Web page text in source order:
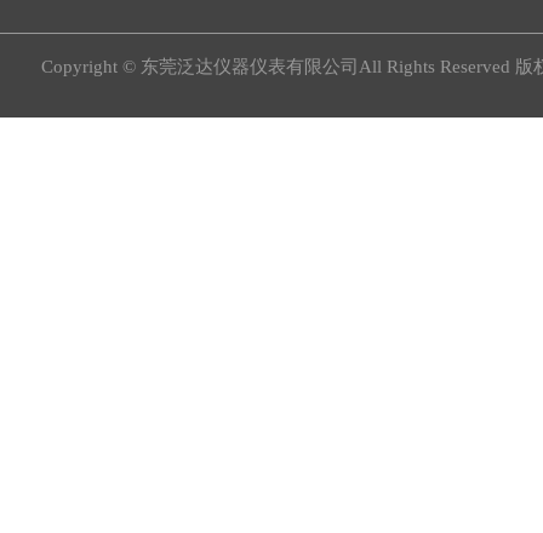
Copyright © 东莞泛达仪器仪表有限公司All Rights Reserved 版